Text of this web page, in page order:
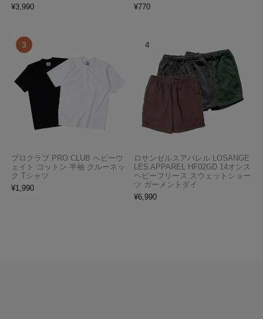
¥3,990
¥770
プロクラブ PRO CLUB ヘビーウ
ェイト コットン 半袖 クルーネッ
ク Tシャツ
¥1,990
ロサンゼルスアパレル LOSANGE
LES APPAREL HF02GD 14オンス
ヘビーフリース スウェットショー
ツ ガーメントダイ
¥6,990